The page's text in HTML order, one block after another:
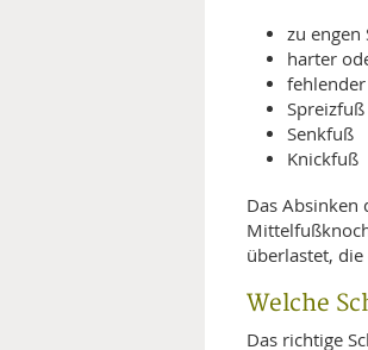
zu engen
harter
Spreizfuß
Senkfuß
Knickfuß
Das Absinken
überlastet,
Welche
Das richtige